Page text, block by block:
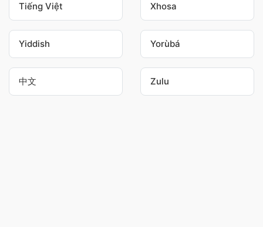
Tiếng Việt Xhosa
Yiddish Yorùbá
中文 Zulu